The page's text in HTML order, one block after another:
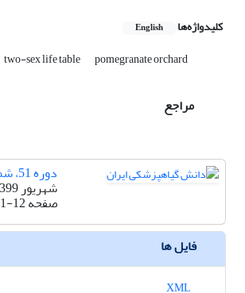
کلیدواژه‌ها English
two-sex life table pomegranate orchard
مراجع
دوره 51، شماره 1
شهریور 1399
صفحه1-12
فایل ها